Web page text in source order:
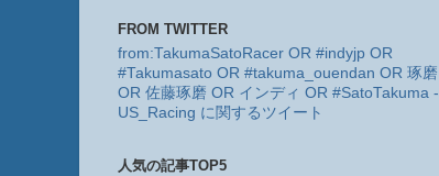
FROM TWITTER
from:TakumaSatoRacer OR #indyjp OR
#Takumasato OR #takuma_ouendan OR 琢磨
OR 佐藤琢磨 OR インディ OR #SatoTakuma -
US_Racing に関するツイート
人気の記事TOP5